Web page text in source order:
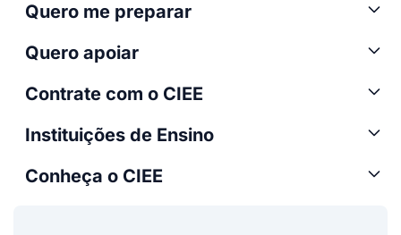
Quero me preparar
Quero apoiar
Contrate com o CIEE
Instituições de Ensino
Conheça o CIEE